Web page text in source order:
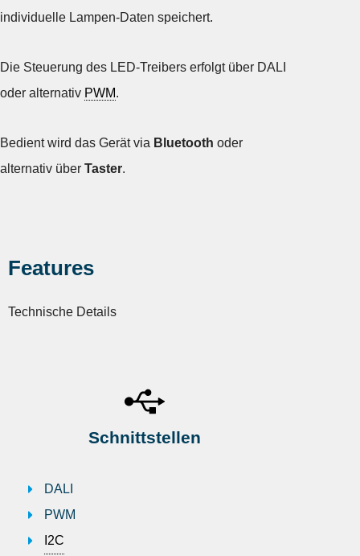
individuelle Lampen-Daten speichert.
Die Steuerung des LED-Treibers erfolgt über DALI
oder alternativ PWM.
Bedient wird das Gerät via Bluetooth oder
alternativ über Taster.
Features
Technische Details
Schnittstellen
DALI
PWM
I2C